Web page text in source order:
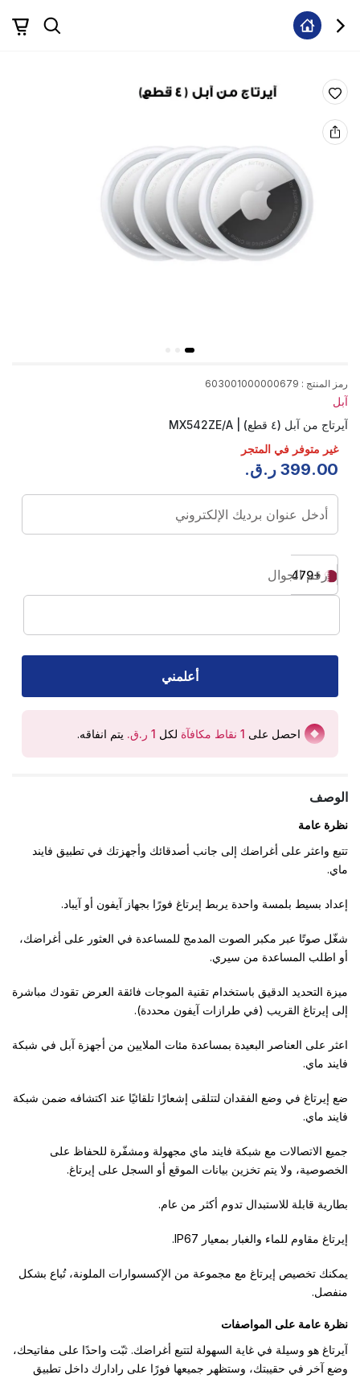
رمز المنتج :
603001000000679
آبل
آيرتاج من آبل (٤ قطع) | MX542ZE/A
غير متوفر في المتجر
399.00 ر.ق.
أدخل عنوان برديك الإلكتروني
+974
رقم الجوال
أعلمني
احصل على 1 نقاط مكافآة لكل يتم انفاقه.
الوصف
نظرة عامة
تتبع واعثر على أغراضك إلى جانب أصدقائك وأجهزتك في تطبيق فايند
ماي.
إعداد بسيط بلمسة واحدة يربط إيرتاغ فورًا بجهاز آيفون أو آيباد.
شغّل صوتًا عبر مكبر الصوت المدمج للمساعدة في العثور على أغراضك،
أو اطلب المساعدة من سيري.
ميزة التحديد الدقيق باستخدام تقنية الموجات فائقة العرض تقودك مباشرة
إلى إيرتاغ القريب (في طرازات آيفون محددة).
اعثر على العناصر البعيدة بمساعدة مئات الملايين من أجهزة آبل في شبكة
فايند ماي.
ضع إيرتاغ في وضع الفقدان لتتلقى إشعارًا تلقائيًا عند اكتشافه ضمن شبكة
فايند ماي.
جميع الاتصالات مع شبكة فايند ماي مجهولة ومشفّرة للحفاظ على
الخصوصية، ولا يتم تخزين بيانات الموقع أو السجل على إيرتاغ.
بطارية قابلة للاستبدال تدوم أكثر من عام.
إيرتاغ مقاوم للماء والغبار بمعيار IP67.
يمكنك تخصيص إيرتاغ مع مجموعة من الإكسسوارات الملونة، تُباع بشكل
منفصل.
نظرة عامة على المواصفات
آيرتاغ هو وسيلة في غاية السهولة لتتبع أغراضك. ثبّت واحدًا على مفاتيحك،
وضع آخر في حقيبتك، وستظهر جميعها فورًا على رادارك داخل تطبيق